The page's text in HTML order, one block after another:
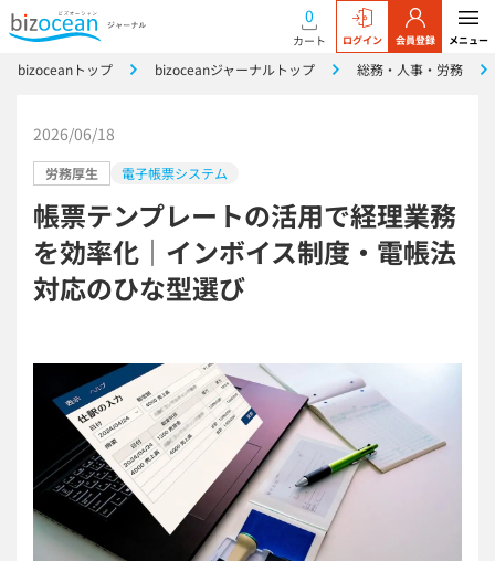
0
カート ログイン 会員登録 メニュー
bizoceanトップ bizoceanジャーナルトップ 総務・人事・労務
2026/06/18
労務厚生 電子帳票システム
帳票テンプレートの活用で経理業務
を効率化｜インボイス制度・電帳法
対応のひな型選び